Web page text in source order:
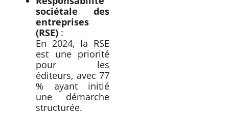
sociétale des
entreprises
(RSE) :
En 2024, la RSE
est une priorité
pour les
éditeurs, avec 77
% ayant initié
une démarche
structurée.